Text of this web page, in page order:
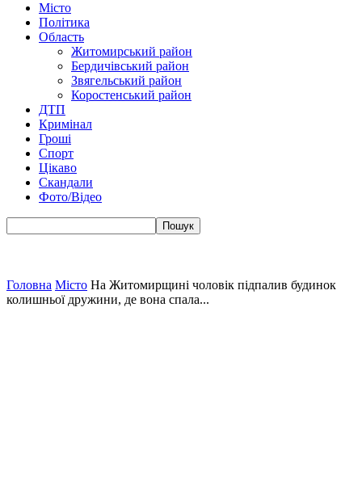
Місто
Політика
Область
Житомирський район
Бердичівський район
Звягельський район
Коростенський район
ДТП
Кримінал
Гроші
Спорт
Цікаво
Скандали
Фото/Відео
Головна Місто На Житомирщині чоловік підпалив будинок
колишньої дружини, де вона спала...